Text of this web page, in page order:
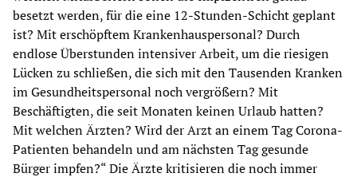
besetzt werden, für die eine 12-Stunden-Schicht geplant
ist? Mit erschöpftem Krankenhauspersonal? Durch
endlose Überstunden intensiver Arbeit, um die riesigen
Lücken zu schließen, die sich mit den Tausenden Kranken
im Gesundheitspersonal noch vergrößern? Mit
Beschäftigten, die seit Monaten keinen Urlaub hatten?
Mit welchen Ärzten? Wird der Arzt an einem Tag Corona-
Patienten behandeln und am nächsten Tag gesunde
Bürger impfen?“ Die Ärzte kritisieren die noch immer